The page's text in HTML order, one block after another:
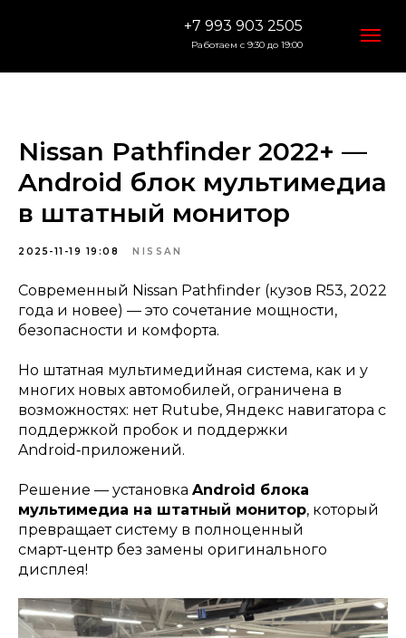
Работаем с 9:30 до 19:00
Заказать звонок
+7 993 903 2505
Nissan Pathfinder 2022+ —
Android блок мультимедиа
в штатный монитор
2025-11-19 19:08 NISSAN
Современный Nissan Pathfinder (кузов R53, 2022
года и новее) — это сочетание мощности,
безопасности и комфорта.
Но штатная мультимедийная система, как и у
многих новых автомобилей, ограничена в
возможностях: нет Rutube, Яндекс навигатора с
поддержкой пробок и поддержки
Android‑приложений.
Решение — установка Android блока
мультимедиа на штатный монитор, который
превращает систему в полноценный
смарт‑центр без замены оригинального
дисплея!